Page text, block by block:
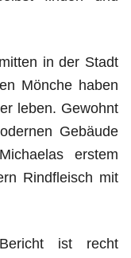
in der Stadt
Mönche haben
leben. Gewohnt
Gebäude
erstem
Rindfleisch mit
ist recht